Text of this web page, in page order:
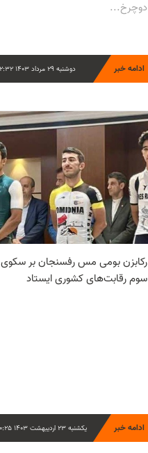
دوچرخ...
دوشنبه 29 مرداد 1403 12:32 ادامه خبر
رکابزن بومی مس رفسنجان بر سکوی
سوم رقابت‌های کشوری ایستاد
یکشنبه 23 اردیبهشت 1403 10:25 ادامه خبر